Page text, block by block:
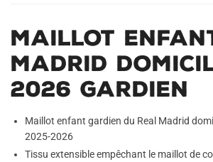
Maillot
Madrid
2026 Gardien
Maillot enfant gardien du Real Madrid
2025-2026
Tissu extensible empêchant le maillot de